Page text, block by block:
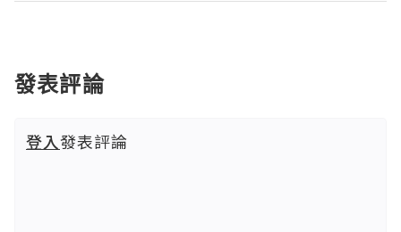
發表評論
登入發表評論